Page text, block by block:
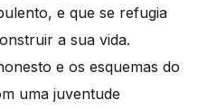
e que se refugia
a sua vida.
e os esquemas do
uma juventude